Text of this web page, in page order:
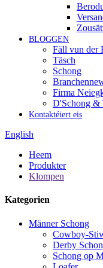
BLOGGEN
Fäll vun der
Täsch
Schong
Firma
D'Schong &
Kontaktéiert eis
English
Heem
Produkter
Klompen
Kategorien
Männer Schong
Cowboy-
Derby
Schong op